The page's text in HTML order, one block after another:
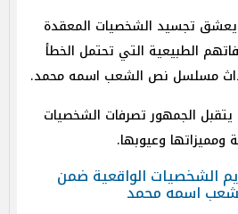
يعشق تجسيد الشخصيات المعقدة
الطبيعية التي تحتمل الخطأ
مسلسل نص الشعب اسمه محمد.
الجمهور تصرفات الشخصيات
ومميزاتها وعيوبها.
الشخصيات الواقعية ضمن
اسمه محمد